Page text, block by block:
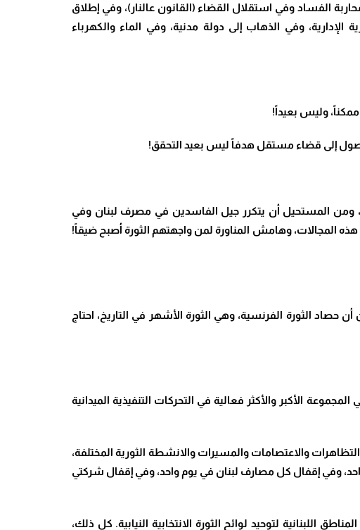
الفساد وفي استقلال القضاء (القانون عالنار)، وفي إطلاق
وفي الذهاب إلى دولة مدنية، وفي الماء والكهرباء
!
!
ومن المستحيل أن يتكرر جيل الفاسدين في مصرف لبنان وفي
المجالات، وهامش المناورة لمن واجهتهم الثورة أصبح ضيقاً!
زرعته في أشهر قليلة، في حين أن حصاد الثورة الفرنسية، وهي الثورة الأشهر في التاريخ، احتاج
المجموعة الأكبر والأكثر فعالية في التحركات التنفيذية الميدانية
والاعتصامات والمسيرات والانشطة الثورية المختلفة،
وفي إقفال كل مصارف لبنان في يوم واحد، وفي إقفال شركتي
اللبنانية لتوحيد لوائح الثورة الانتخابية النيابية. كل ذلك،